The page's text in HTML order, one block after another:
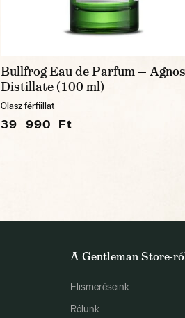
Bullfrog Eau de Parfum —
Distillate (100 ml)
Olasz férfiillat
39 990 Ft
A Gentleman Store-
Elismeréseink
Rólunk